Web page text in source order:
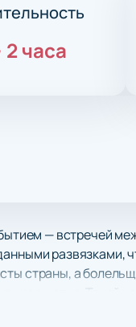
2 часа
— встречей
развязками,
страны, а